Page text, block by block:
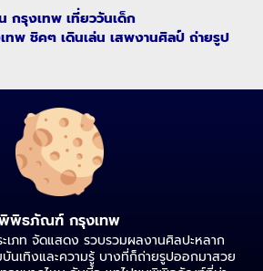
กรุงเทพ เที่ยววันเด็ก
ทพ ชิคๆ เดินเล่น เสพงานศิลป์ ถ่ายรูป
พิธภัณฑ์ กรุงเทพ
ภท จัดแสดง รวบรวมผลงานศิลปะหลาก
บันเทิงและความรู้ บางที่ก็ถ่ายรูปออกมาสวย